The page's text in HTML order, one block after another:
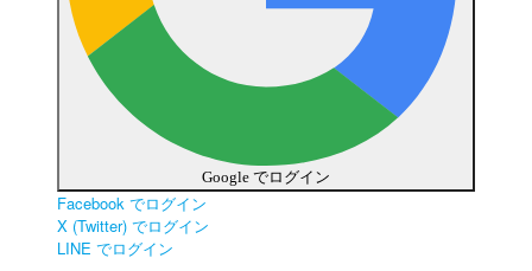
Google でログイン
Facebook でログイン
X (Twitter) でログイン
LINE でログイン